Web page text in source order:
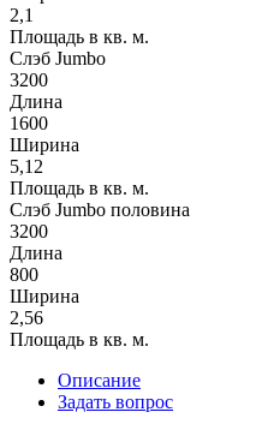
2,1
Площадь в кв. м.
Слэб Jumbo
3200
Длина
1600
Ширина
5,12
Площадь в кв. м.
Слэб Jumbo половина
3200
Длина
800
Ширина
2,56
Площадь в кв. м.
Описание
Задать вопрос